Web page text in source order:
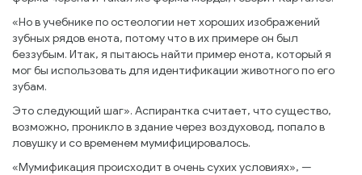
«Но в учебнике по остеологии нет хороших изображений
зубных рядов енота, потому что в их примере он был
беззубым. Итак, я пытаюсь найти пример енота, который я
мог бы использовать для идентификации животного по его
зубам.
Это следующий шаг». Аспирантка считает, что существо,
возможно, проникло в здание через воздуховод, попало в
ловушку и со временем мумифицировалось.
«Мумификация происходит в очень сухих условиях», —